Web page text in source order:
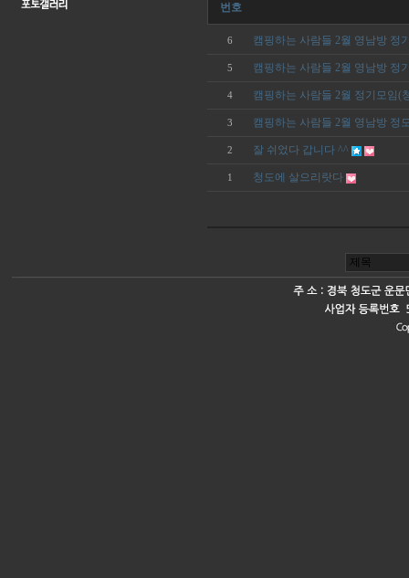
번호
6 캠핑하는 사람들 2월 영남방 정
5 캠핑하는 사람들 2월 영남방 정
4 캠핑하는 사람들 2월 정기모임(
3 캠핑하는 사람들 2월 영남방 정
2 잘 쉬었다 갑니다 ^^
1 청도에 살으리랏다